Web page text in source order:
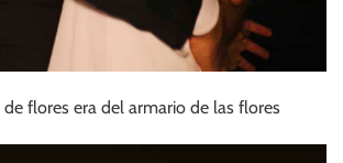
de flores era del armario de las flores